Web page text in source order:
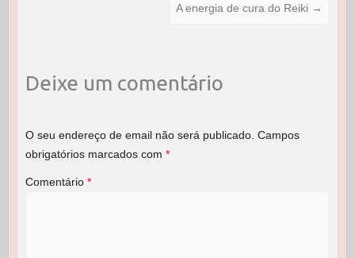
A energia de cura do Reiki →
Deixe um comentário
O seu endereço de email não será publicado. Campos
obrigatórios marcados com *
Comentário *